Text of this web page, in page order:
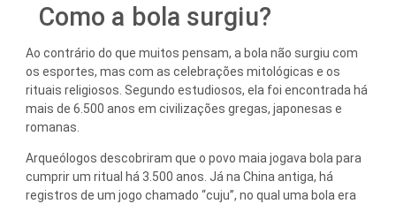
Como a bola surgiu?
Ao contrário do que muitos pensam, a bola não surgiu com
os esportes, mas com as celebrações mitológicas e os
rituais religiosos. Segundo estudiosos, ela foi encontrada há
mais de 6.500 anos em civilizações gregas, japonesas e
romanas.
Arqueólogos descobriram que o povo maia jogava bola para
cumprir um ritual há 3.500 anos. Já na China antiga, há
registros de um jogo chamado “cuju”, no qual uma bola era